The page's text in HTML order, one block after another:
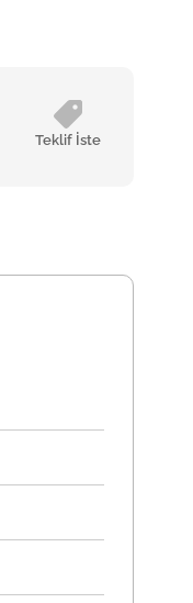
Teklif İste